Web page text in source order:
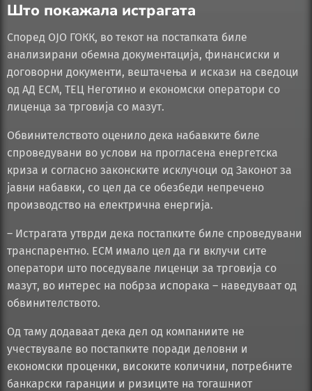
Што покажала истрагата
Според ОЈО ГОКК, во текот на постапката биле
анализирани обемна документација, финансиски и
договорни документи, вештачења и искази на сведоци
од АД ЕСМ, ТЕЦ Неготино и економски оператори со
лиценца за трговија со мазут.
Обвинителството оценило дека набавките биле
спроведувани во услови на прогласена енергетска
криза и согласно законските исклучоци од Законот за
јавни набавки, со цел да се обезбеди непречено
производство на електрична енергија.
– Истрагата утврди дека постапките биле спроведувани
транспарентно. ЕСМ имало цел да ги вклучи сите
оператори што поседувале лиценци за трговија со
мазут, во интерес на побрза испорака – наведуваат од
обвинителството.
Од таму додаваат дека дел од компаниите не
учествувале во постапките поради деловни и
економски проценки, високите количини, потребните
банкарски гаранции и ризиците на тогашниот